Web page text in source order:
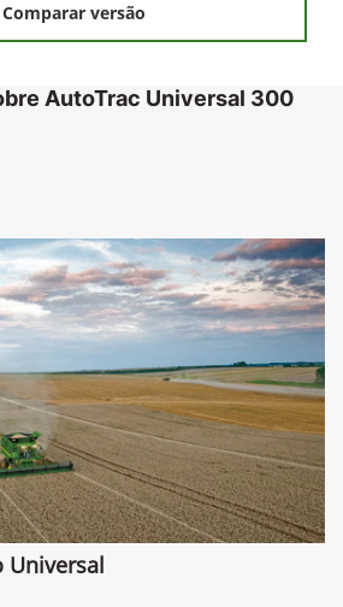
Comparar versão
AutoTrac Universal 300
Universal